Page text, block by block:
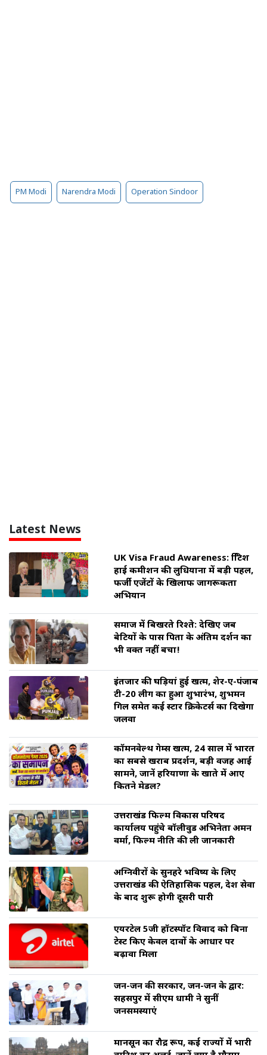
PM Modi Narendra Modi Operation Sindoor
Latest News
UK Visa Fraud Awareness: ब्रिटिश
हाई कमीशन की लुधियाना में बड़ी पहल,
फर्जी एजेंटों के खिलाफ जागरूकता
अभियान
समाज में बिखरते रिश्ते: देखिए जब
बेटियों के पास पिता के अंतिम दर्शन का
भी वक्त नहीं बचा!
इंतजार की घड़ियां हुई खत्म, शेर-ए-पंजाब
टी-20 लीग का हुआ शुभारंभ, शुभमन
गिल समेत कई स्टार क्रिकेटर्स का दिखेगा
जलवा
कॉमनवेल्थ गेम्स खत्म, 24 साल में भारत
का सबसे खराब प्रदर्शन, बड़ी वजह आई
सामने, जानें हरियाणा के खाते में आए
कितने मेडल?
उत्तराखंड फिल्म विकास परिषद
कार्यालय पहुंचे बॉलीवुड अभिनेता अमन
वर्मा, फिल्म नीति की ली जानकारी
अग्निवीरों के सुनहरे भविष्य के लिए
उत्तराखंड की ऐतिहासिक पहल, देश सेवा
के बाद शुरू होगी दूसरी पारी
एयरटेल 5जी हॉटस्पॉट विवाद को बिना
टेस्ट किए केवल दावों के आधार पर
बढ़ावा मिला
जन-जन की सरकार, जन-जन के द्वार:
सहसपुर में सीएम धामी ने सुनीं
जनसमस्याएं
मानसून का रौद्र रूप, कई राज्यों में भारी